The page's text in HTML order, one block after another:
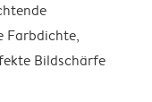
Farbdichte,
Bildschärfe